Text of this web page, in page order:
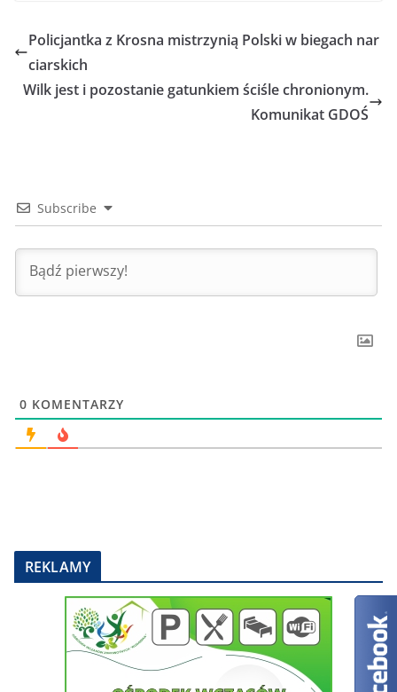
Policjantka z Krosna mistrzynią Polski w biegach nar
ciarskich
Wilk jest i pozostanie gatunkiem ściśle chronionym.
Komunikat GDOŚ
Subscribe
0 KOMENTARZY
REKLAMY